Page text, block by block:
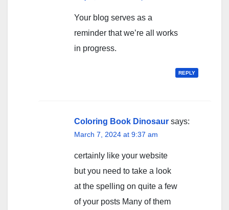
Your blog serves as a
reminder that we’re all works
in progress.
REPLY
Coloring Book Dinosaur says:
March 7, 2024 at 9:37 am
certainly like your website
but you need to take a look
at the spelling on quite a few
of your posts Many of them